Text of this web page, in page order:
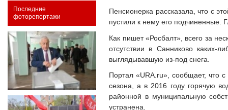
Последние
фоторепортажи
Пенсионерка рассказала, что с
пустили к нему его подчиненные.
Как пишет «Росбалт», всего за
отсутствии в Санниково
выглядывавшую из-под снега.
Портал «URA.ru», сообщает, что
сезона, а в 2016 году горячую
районной в муниципальную
устранена.